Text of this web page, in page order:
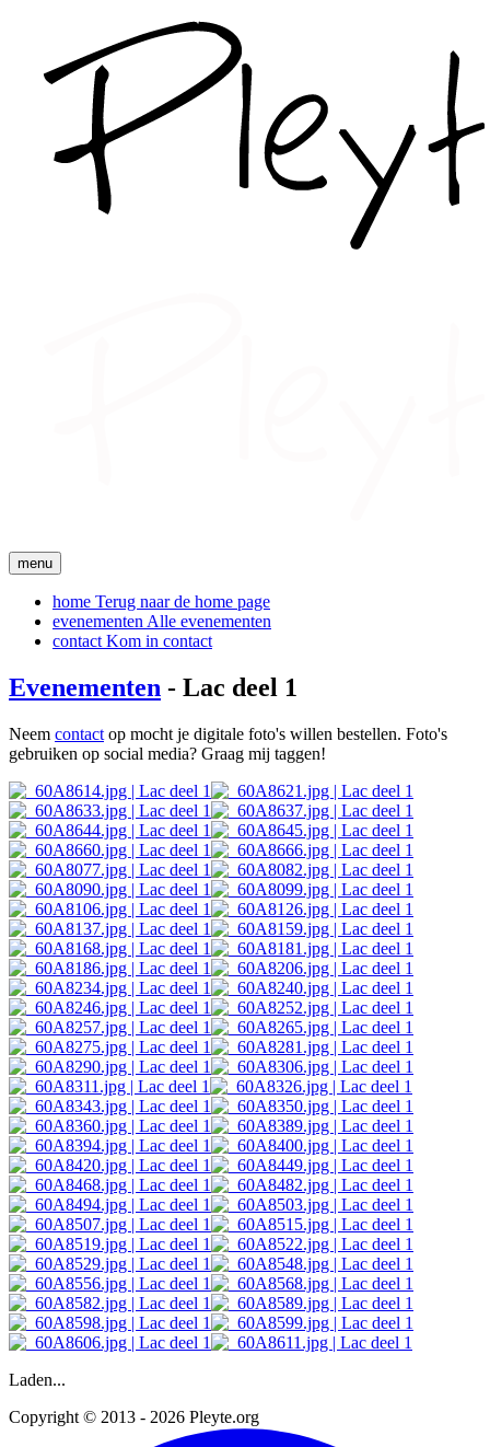
menu
home Terug naar de home page
evenementen Alle evenementen
contact Kom in contact
Evenementen - Lac deel 1
Neem contact op mocht je digitale foto's willen bestellen. Foto's
gebruiken op social media? Graag mij taggen!
Laden...
Copyright © 2013 - 2026 Pleyte.org